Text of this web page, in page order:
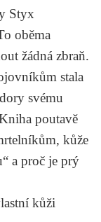
Styx
oběma
žádná zbraň.
stala
svému
poutavě
kůže
a proč je prý
kůži